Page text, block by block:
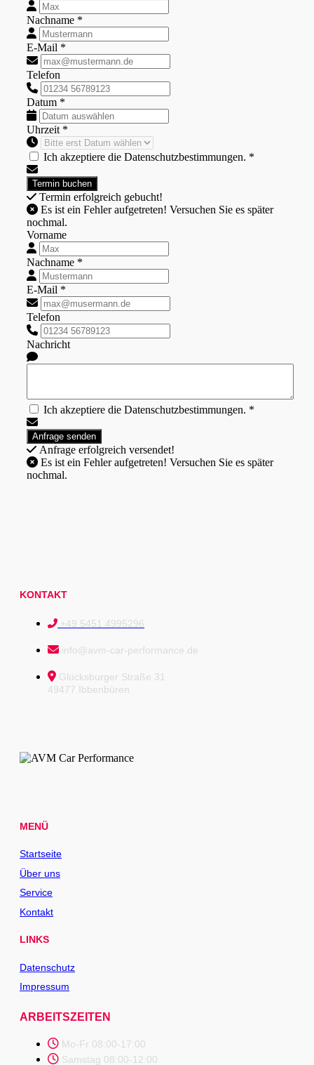
Nachname *
E-Mail *
Telefon
Datum *
Uhrzeit *
Ich akzeptiere die Datenschutzbestimmungen. *
Termin erfolgreich gebucht!
nochmal.
Vorname
Nachname *
E-Mail *
Telefon
Nachricht
Ich akzeptiere die Datenschutzbestimmungen. *
Anfrage erfolgreich versendet!
nochmal.
KONTAKT
+49 5451 4995296
info@avm-car-performance.de
Glücksburger Straße 31
49477 Ibbenbüren
MENÜ
Startseite
Über uns
Service
Kontakt
LINKS
Datenschutz
Impressum
ARBEITSZEITEN
Mo-Fr 08:00-17:00
Samstag 08:00-12:00